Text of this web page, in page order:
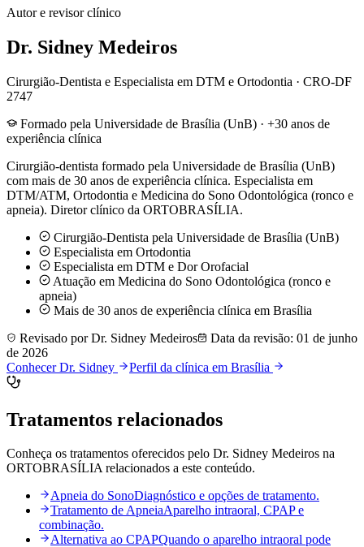
Autor e revisor clínico
Dr. Sidney Medeiros
Cirurgião-Dentista e Especialista em DTM e Ortodontia · CRO-DF
2747
Formado pela Universidade de Brasília (UnB) · +30 anos de
experiência clínica
Cirurgião-dentista formado pela Universidade de Brasília (UnB)
com mais de 30 anos de experiência clínica. Especialista em
DTM/ATM, Ortodontia e Medicina do Sono Odontológica (ronco e
apneia). Diretor clínico da ORTOBRASÍLIA.
Cirurgião-Dentista pela Universidade de Brasília (UnB)
Especialista em Ortodontia
Especialista em DTM e Dor Orofacial
Atuação em Medicina do Sono Odontológica (ronco e
apneia)
Mais de 30 anos de experiência clínica em Brasília
Revisado porDr. Sidney Medeiros Data da revisão: 01 de junho
de 2026
Conhecer Dr. Sidney
Perfil da clínica em Brasília
Tratamentos relacionados
Conheça os tratamentos oferecidos pelo Dr. Sidney Medeiros na
ORTOBRASÍLIA relacionados a este conteúdo.
Apneia do SonoDiagnóstico e opções de tratamento.
Tratamento de ApneiaAparelho intraoral, CPAP e
combinação.
Alternativa ao CPAPQuando o aparelho intraoral pode